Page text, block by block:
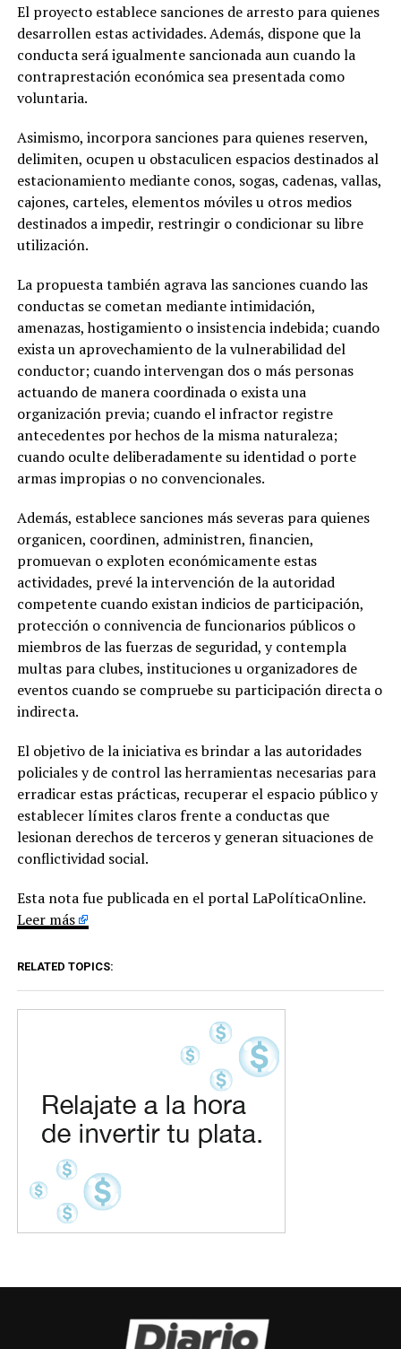
El proyecto establece sanciones de arresto para quienes
desarrollen estas actividades. Además, dispone que la
conducta será igualmente sancionada aun cuando la
contraprestación económica sea presentada como
voluntaria.
Asimismo, incorpora sanciones para quienes reserven,
delimiten, ocupen u obstaculicen espacios destinados al
estacionamiento mediante conos, sogas, cadenas, vallas,
cajones, carteles, elementos móviles u otros medios
destinados a impedir, restringir o condicionar su libre
utilización.
La propuesta también agrava las sanciones cuando las
conductas se cometan mediante intimidación,
amenazas, hostigamiento o insistencia indebida; cuando
exista un aprovechamiento de la vulnerabilidad del
conductor; cuando intervengan dos o más personas
actuando de manera coordinada o exista una
organización previa; cuando el infractor registre
antecedentes por hechos de la misma naturaleza;
cuando oculte deliberadamente su identidad o porte
armas impropias o no convencionales.
Además, establece sanciones más severas para quienes
organicen, coordinen, administren, financien,
promuevan o exploten económicamente estas
actividades, prevé la intervención de la autoridad
competente cuando existan indicios de participación,
protección o connivencia de funcionarios públicos o
miembros de las fuerzas de seguridad, y contempla
multas para clubes, instituciones u organizadores de
eventos cuando se compruebe su participación directa o
indirecta.
El objetivo de la iniciativa es brindar a las autoridades
policiales y de control las herramientas necesarias para
erradicar estas prácticas, recuperar el espacio público y
establecer límites claros frente a conductas que
lesionan derechos de terceros y generan situaciones de
conflictividad social.
Esta nota fue publicada en el portal LaPolíticaOnline.
Leer más
RELATED TOPICS: